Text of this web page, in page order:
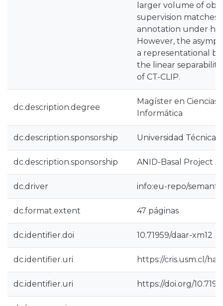
larger volume of
supervision matches
annotation under
However, the
a representational
the linear
of CT-CLIP.
dc.description.degree
Magíster en Ciencias
Informática
dc.description.sponsorship Universidad Técnica
dc.description.sponsorship ANID-Basal Project
dc.driver info:eu-repo/
dc.format.extent 47 páginas
dc.identifier.doi 10.71959/daar-xm12
dc.identifier.uri https://cris.usm.cl/
dc.identifier.uri https://doi.org/